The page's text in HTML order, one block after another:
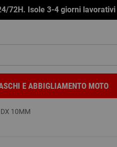
72H. Isole 3-4 giorni lavorativi
E ABBIGLIAMENTO MOTO
10MM